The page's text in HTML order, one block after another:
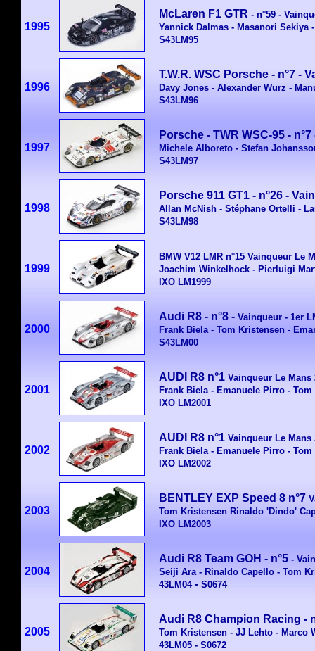
1995
McLaren F1 GTR - n°59 -
Yannick Dalmas - Masanori Sekiya
S43LM95
1996
T.W.R. WSC Porsche - n°7 -
Davy Jones - Alexander Wurz -
S43LM96
1997
Porsche - TWR WSC-95 -
Michele Alboreto - Stefan
S43LM97
1998
Porsche 911 GT1 - n°26 -
Allan McNish - Stéphane Ortelli -
S43LM98
1999
BMW V12 LMR n°15 Vainqueur Le
Joachim Winkelhock - Pierluigi
IXO LM1999
2000
Audi R8 - n°8 - Vainqueur - 1er
Frank Biela - Tom Kristensen -
S43LM00
2001
AUDI R8 n°1 Vainqueur Le Mans
Frank Biela - Emanuele Pirro -
IXO LM2001
2002
AUDI R8 n°1 Vainqueur Le Mans
Frank Biela - Emanuele Pirro -
IXO LM2002
2003
BENTLEY EXP Speed 8 n°7
Tom Kristensen Rinaldo 'Dindo'
IXO LM2003
2004
Audi R8 Team GOH - n°5 -
Seiji Ara - Rinaldo Capello - Tom
43LM04- S0674
2005
Audi R8 Champion Racing -
Tom Kristensen - JJ Lehto - Marco
43LM05 - S0672